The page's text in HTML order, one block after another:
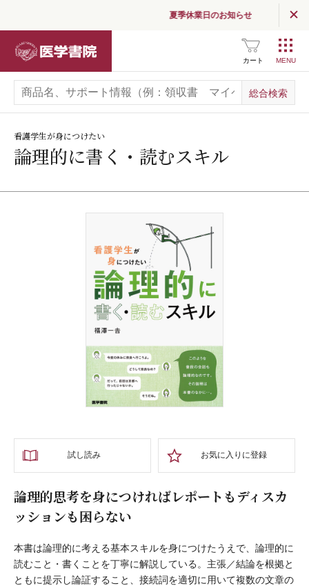
夏季休業日のお知らせ
カート
看護学生が身につけたい
論理的に書く・読むスキル
試し読み お気に入りに登録
論理的思考を身につければレポートもディスカ
ッションも困らない
本書は論理的に考える基本スキルを身につけたうえで、論理的に
読むこと・書くことを丁寧に解説している。主張／結論を根拠と
ともに提示し論証すること、接続詞を適切に用いて複数の文章の